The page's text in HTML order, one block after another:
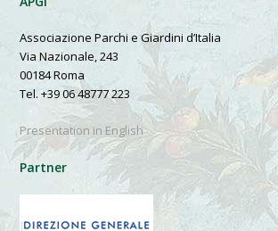
Associazione Parchi e Giardini d’Italia
Via Nazionale, 243
00184 Roma
Tel. +39 06 48777 223
Presentation in English
Partner